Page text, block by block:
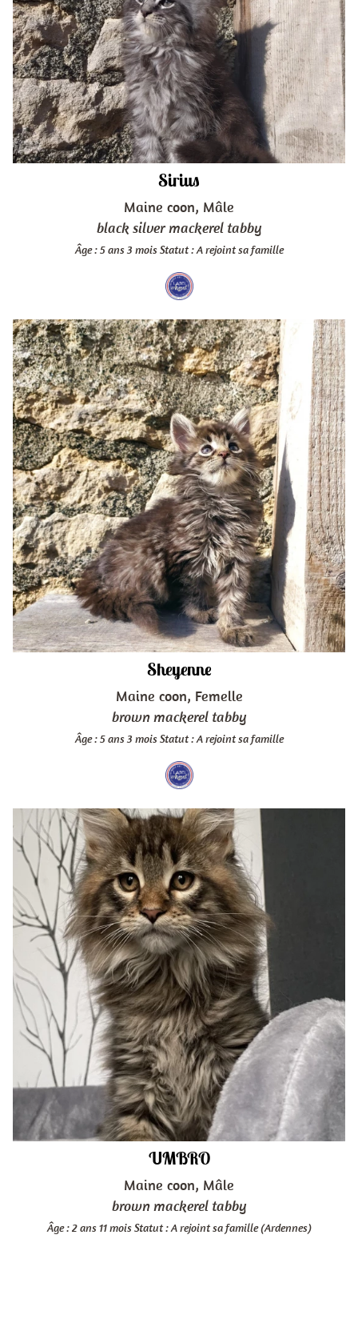
Sirius
Maine coon, Mâle
black silver mackerel tabby
Âge : 5 ans 3 moisStatut : A rejoint sa famille
Sheyenne
Maine coon, Femelle
brown mackerel tabby
Âge : 5 ans 3 moisStatut : A rejoint sa famille
UMBRO
Maine coon, Mâle
brown mackerel tabby
Âge : 2 ans 11 moisStatut : A rejoint sa famille (Ardennes)